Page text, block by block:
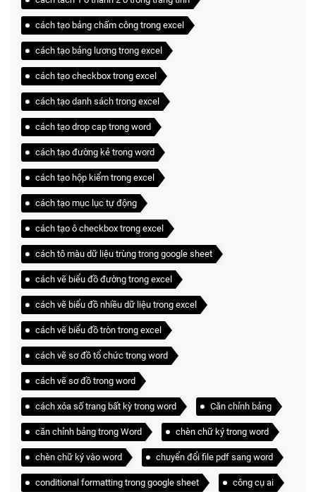
cách tạo bảng chấm công trong excel
cách tạo bảng lương trong excel
cách tạo checkbox trong excel
cách tạo danh sách trong excel
cách tạo drop cap trong word
cách tạo đường kẻ trong word
cách tạo hộp kiểm trong excel
cách tạo mục lục tự động
cách tạo ô checkbox trong excel
cách tô màu dữ liệu trùng trong google sheet
cách vẽ biểu đồ đường trong excel
cách vẽ biểu đồ nhiều dữ liệu trong excel
cách vẽ biểu đồ tròn trong excel
cách vẽ sơ đồ tổ chức trong word
cách vẽ sơ đồ trong word
cách xóa số trang bất kỳ trong word Căn chỉnh bảng
căn chỉnh bảng trong Word chèn chữ ký trong word
chèn chữ ký vào word chuyển đổi file pdf sang word
conditional formatting trong google sheet công cụ ai